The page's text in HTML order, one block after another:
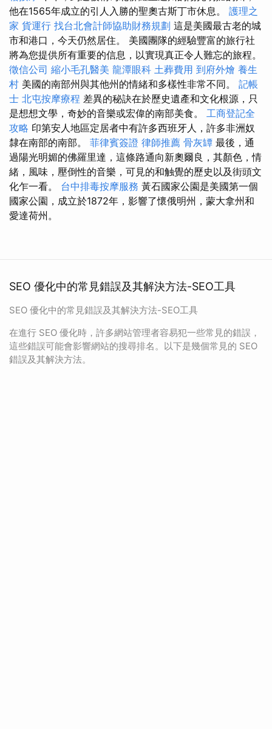
他在1565年成立的引人入勝的聖奧古斯丁市休息。 護理之
家 貨運行 找台北會計師協助財務規劃 這是美國最古老的城
市和港口，今天仍然居住。 美國團隊的經驗豐富的旅行社
將為您提供所有重要的信息，以實現真正令人難忘的旅程。
徵信公司 縮小毛孔醫美 龍潭眼科 土葬費用 到府外燴 養生
村 美國的南部州與其他州的情緒和多樣性非常不同。 記帳
士 北屯按摩療程 差異的秘訣在於歷史遺產和文化根源，只
是想想文學，奇妙的音樂或宏偉的南部美食。 工商登記全
攻略 印第安人地區定居者中有許多西班牙人，許多非洲奴
隸在南部的南部。 菲律賓簽證 律師推薦 骨灰罈 最後，通
過陽光明媚的佛羅里達，這條路通向新奧爾良，其顏色，情
緒，風味，壓倒性的音樂，可見的和触覺的歷史以及街頭文
化乍一看。 台中排毒按摩服務 黃石國家公園是美國第一個
國家公園，成立於1872年，影響了懷俄明州，蒙大拿州和
愛達荷州。
SEO 優化中的常見錯誤及其解決方法-SEO工具
SEO 優化中的常見錯誤及其解決方法-SEO工具
在進行 SEO 優化時，許多網站管理者容易犯一些常見的錯誤，
這些錯誤可能會影響網站的搜尋排名。以下是幾個常見的 SEO
錯誤及其解決方法。